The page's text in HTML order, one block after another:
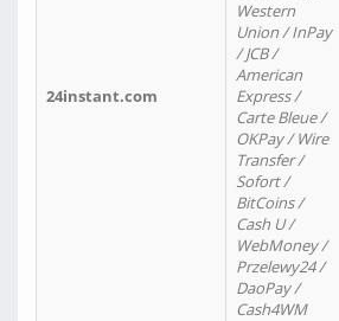
24instant.com
Western
Union / InPay
/ JCB /
American
Express /
Carte Bleue /
OKPay / Wire
Transfer /
Sofort /
BitCoins /
Cash U /
WebMoney /
Przelewy24 /
DaoPay /
Cash4WM